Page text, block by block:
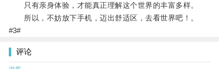
只有亲身体验，才能真正理解这个世界的丰富多样。
所以，不妨放下手机，迈出舒适区，去看世界吧！。
#3#
评论